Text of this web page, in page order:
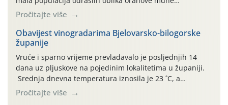
(Rhagoletis completa). Niska brojnost može se objasniti
činjenicom da je riječ o mladim nasadima s vrlo malim
urodom, što je povezano i s manjim brojem prezimjelih
jedinki. U starijim nasadima, na žutim ljepljivim Rebell
pločama s […]
Pročitajte više
Obavijest vinogradarima Bjelovarsko-bilogorske
županije
Vruće i sparno vrijeme prevladavalo je posljednjih 14
dana uz pljuskove na pojedinim lokalitetima u županiji.
Srednja dnevna temperatura iznosila je 23 ˚C, a
maksimalne su posljednjih dana dosezale do 35 ˚C.
Simptome plamenjače vinove loze (Plasmoparas
Pročitajte više